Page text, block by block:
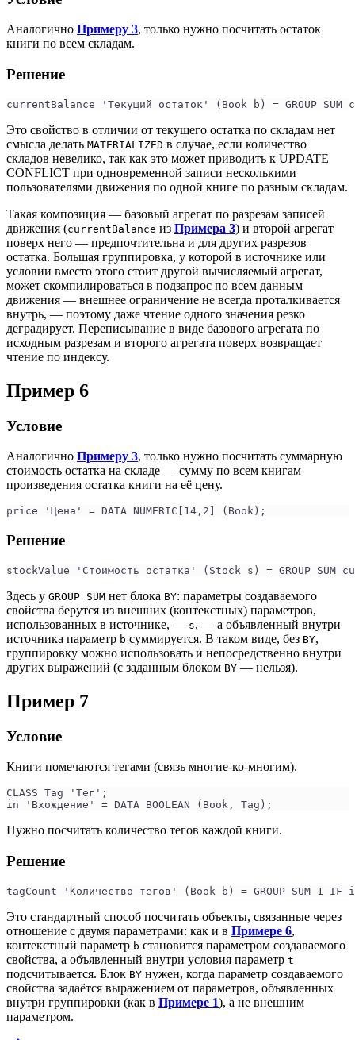
Аналогично Примеру 3, только нужно посчитать остаток
книги по всем складам.
Решение
currentBalance 'Текущий остаток' (Book b) = GROUP
Это свойство в отличии от текущего остатка по складам нет
смысла делать MATERIALIZED в случае, если количество
складов невелико, так как это может приводить к UPDATE
CONFLICT при одновременной записи несколькими
пользователями движения по одной книге по разным складам.
Такая композиция — базовый агрегат по разрезам записей
движения (currentBalance из Примера 3) и второй агрегат
поверх него — предпочтительна и для других разрезов
остатка. Большая группировка, у которой в источнике или
условии вместо этого стоит другой вычисляемый агрегат,
может скомпилироваться в подзапрос по всем данным
движения — внешнее ограничение не всегда проталкивается
внутрь, — поэтому даже чтение одного значения резко
деградирует. Переписывание в виде базового агрегата по
исходным разрезам и второго агрегата поверх возвращает
чтение по индексу.
Пример 6
Условие
Аналогично Примеру 3, только нужно посчитать суммарную
стоимость остатка на складе — сумму по всем книгам
произведения остатка книги на её цену.
price 'Цена' = DATA NUMERIC[14,2] (Book);
Решение
stockValue 'Стоимость остатка' (Stock s) = GROUP
Здесь у GROUP SUM нет блока BY: параметры создаваемого
свойства берутся из внешних (контекстных) параметров,
использованных в источнике, — s, — а объявленный внутри
источника параметр b суммируется. В таком виде, без BY,
группировку можно использовать и непосредственно внутри
других выражений (с заданным блоком BY — нельзя).
Пример 7
Условие
Книги помечаются тегами (связь многие-ко-многим).
CLASS Tag 'Тег';
in 'Вхождение' = DATA BOOLEAN (Book, Tag);
Нужно посчитать количество тегов каждой книги.
Решение
tagCount 'Количество тегов' (Book b) = GROUP SUM 1
Это стандартный способ посчитать объекты, связанные через
отношение с двумя параметрами: как и в Примере 6,
контекстный параметр b становится параметром создаваемого
свойства, а объявленный внутри условия параметр t
подсчитывается. Блок BY нужен, когда параметр создаваемого
свойства задаётся выражением от параметров, объявленных
внутри группировки (как в Примере 1), а не внешним
параметром.